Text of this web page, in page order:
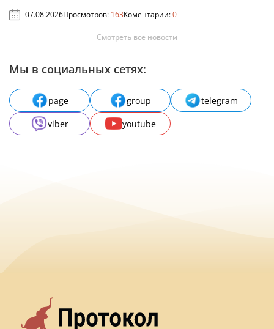
07.08.2026Просмотров: 163Коментарии:0
Смотреть все новости
Мы в социальных сетях:
page group
telegram
viber
youtube